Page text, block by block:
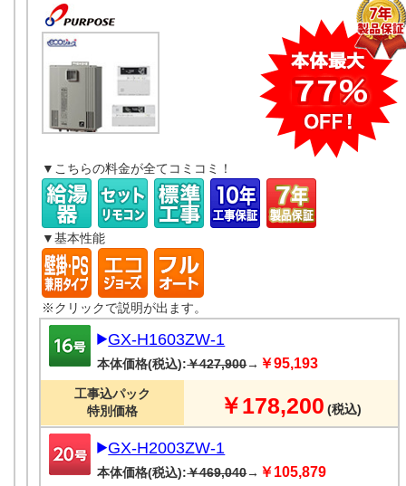
▼こちらの料金が全てコミコミ！
▼基本性能
※クリックで説明が出ます。
GX-H1603ZW-1
本体価格(税込):￥427,900→ ￥95,193
工事込パック
特別価格
￥178,200 (税込)
GX-H2003ZW-1
本体価格(税込):￥469,040→ ￥105,879